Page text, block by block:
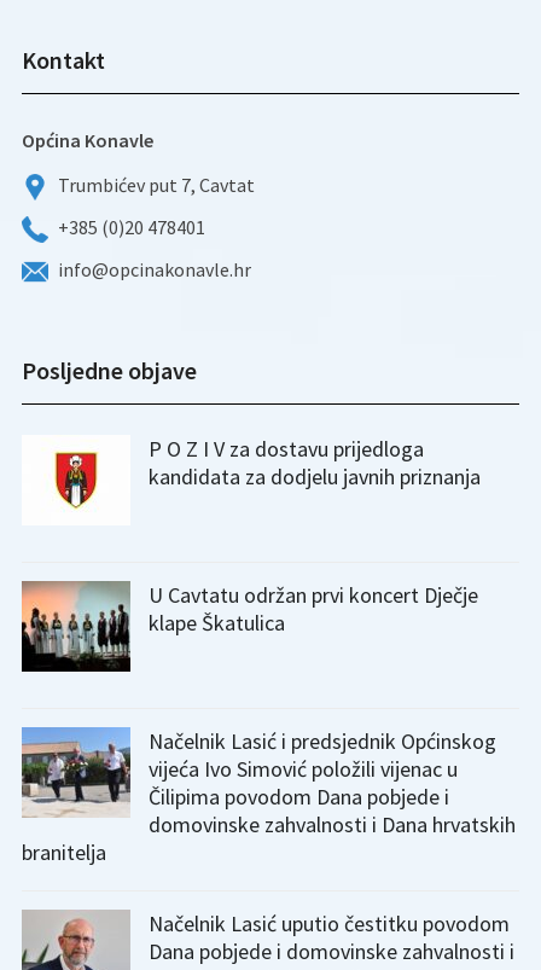
Kontakt
Općina Konavle
Trumbićev put 7, Cavtat
+385 (0)20 478401
info@opcinakonavle.hr
Posljedne objave
P O Z I V za dostavu prijedloga
kandidata za dodjelu javnih priznanja
U Cavtatu održan prvi koncert Dječje
klape Škatulica
Načelnik Lasić i predsjednik Općinskog
vijeća Ivo Simović položili vijenac u
Čilipima povodom Dana pobjede i
domovinske zahvalnosti i Dana hrvatskih
branitelja
Načelnik Lasić uputio čestitku povodom
Dana pobjede i domovinske zahvalnosti i